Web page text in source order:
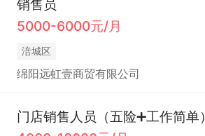
销售员
5000-6000元/月
涪城区
绵阳远虹壹商贸有限公司
门店销售人员（五险➕工作简单）